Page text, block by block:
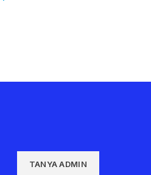
TANYA ADMIN